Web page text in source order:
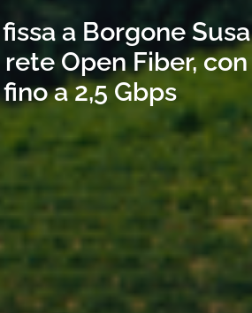
a Borgone
Open Fiber,
a 2,5 Gbps